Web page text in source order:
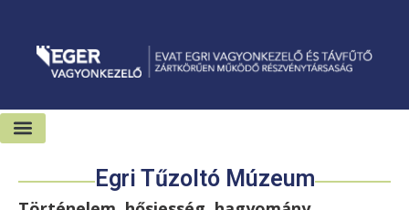
Egri Tűzoltó Múzeum